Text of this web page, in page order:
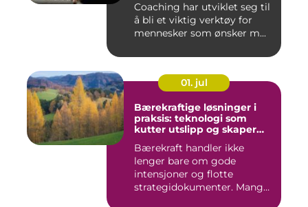
Coaching har utviklet seg til
å bli et viktig verktøy for
mennesker som ønsker m...
01. jul
Bærekraftige løsninger i
praksis: teknologi som
kutter utslipp og skaper
Bærekraft handler ikke
lenger bare om gode
intensjoner og flotte
strategidokumenter. Mange